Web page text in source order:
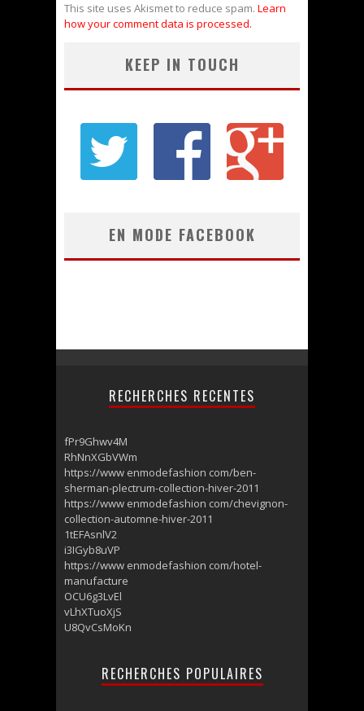
This site uses Akismet to reduce spam. Learn
how your comment data is processed.
KEEP IN TOUCH
EN MODE FACEBOOK
RECHERCHES RECENTES
fPr9Ghwv4M
RhNnXGbVWm
https://www enmodefashion com/ben-
sherman-plectrum-collection-hiver-2011
https://www enmodefashion com/chevignon-
collection-automne-hiver-2011
1tEFAsnlV2
i3IGyb8uVP
https://www enmodefashion com/hotel-
manufacture
OCU6g3LvEl
vLhXTuoXjS
U8QvCsMoKn
RECHERCHES POPULAIRES